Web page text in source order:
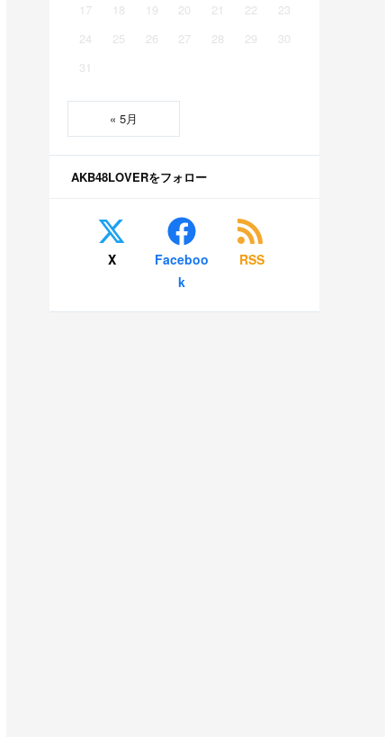
17
18 19 20 21 22
23
24
25 26 27 28 29
30
31
« 5月
AKB48LOVERをフォロー
X
Faceboo
k
RSS